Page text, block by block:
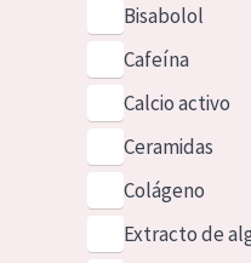
Bisabolol
Cafeína
Calcio activo
Ceramidas
Colágeno
Extracto de